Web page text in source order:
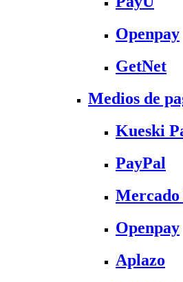
Openpay
GetNet
Medios de
Kueski
PayPal
Mercado
Openpay
Aplazo